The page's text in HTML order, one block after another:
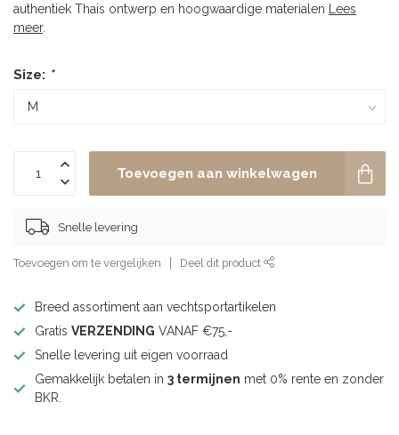
authentiek Thais ontwerp en hoogwaardige materialen
Lees
meer.
Size: *
Toevoegen aan winkelwagen
Snelle levering
Toevoegen om te vergelijken Deel dit product
Breed assortiment aan vechtsportartikelen
Gratis VERZENDING VANAF €75,-
Snelle levering uit eigen voorraad
Gemakkelijk betalen in 3 termijnen met 0% rente en zonder
BKR.